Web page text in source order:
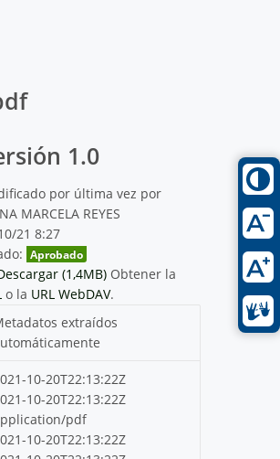
1.0
por última vez por
MARCELA REYES
21 8:27
Aprobado
(1,4MB) Obtener la
o la URL WebDAV.
extraídos
10-20T22:13:22Z
10-20T22:13:22Z
pdf
10-20T22:13:22Z